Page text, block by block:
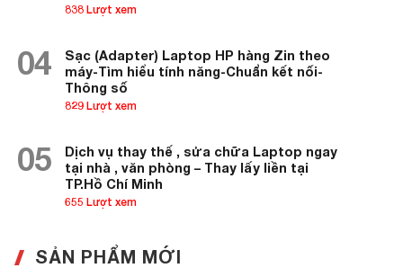
838 Lượt xem
04
Sạc (Adapter) Laptop HP hàng Zin theo
máy-Tìm hiểu tính năng-Chuẩn kết nối-
Thông số
829 Lượt xem
05
Dịch vụ thay thế , sửa chữa Laptop ngay
tại nhà , văn phòng – Thay lấy liền tại
TP.Hồ Chí Minh
655 Lượt xem
SẢN PHẨM MỚI